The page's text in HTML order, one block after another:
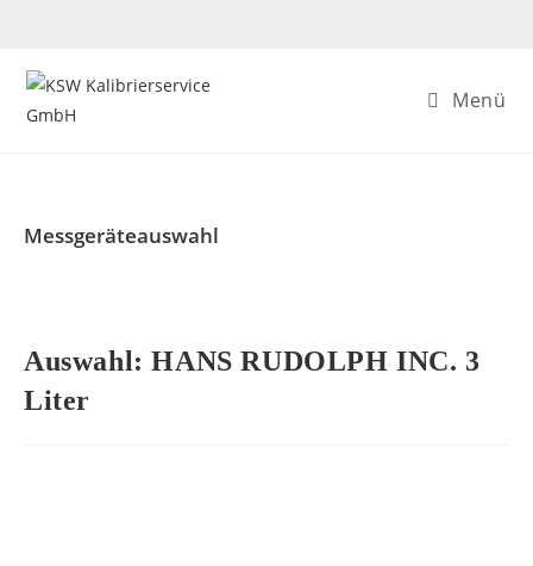
Menü
Messgeräteauswahl
Auswahl: HANS RUDOLPH INC. 3
Liter